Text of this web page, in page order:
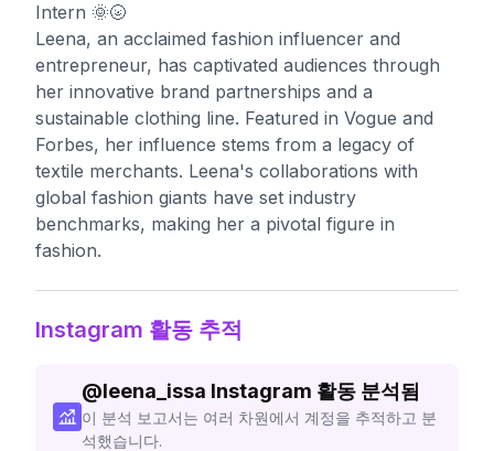
Intern 🌞🌝
Leena, an acclaimed fashion influencer and
entrepreneur, has captivated audiences through
her innovative brand partnerships and a
sustainable clothing line. Featured in Vogue and
Forbes, her influence stems from a legacy of
textile merchants. Leena's collaborations with
global fashion giants have set industry
benchmarks, making her a pivotal figure in
fashion.
Instagram 활동 추적
@leena_issa Instagram 활동 분석됨
이 분석 보고서는 여러 차원에서 계정을 추적하고 분
석했습니다.